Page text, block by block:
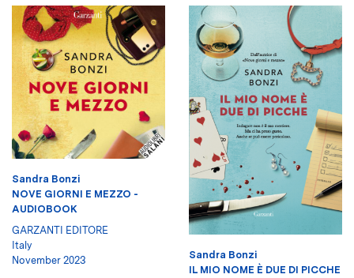
Sandra Bonzi
NOVE GIORNI E MEZZO -
AUDIOBOOK
GARZANTI EDITORE
Italy
November 2023
Sandra Bonzi
IL MIO NOME È DUE DI PICCHE